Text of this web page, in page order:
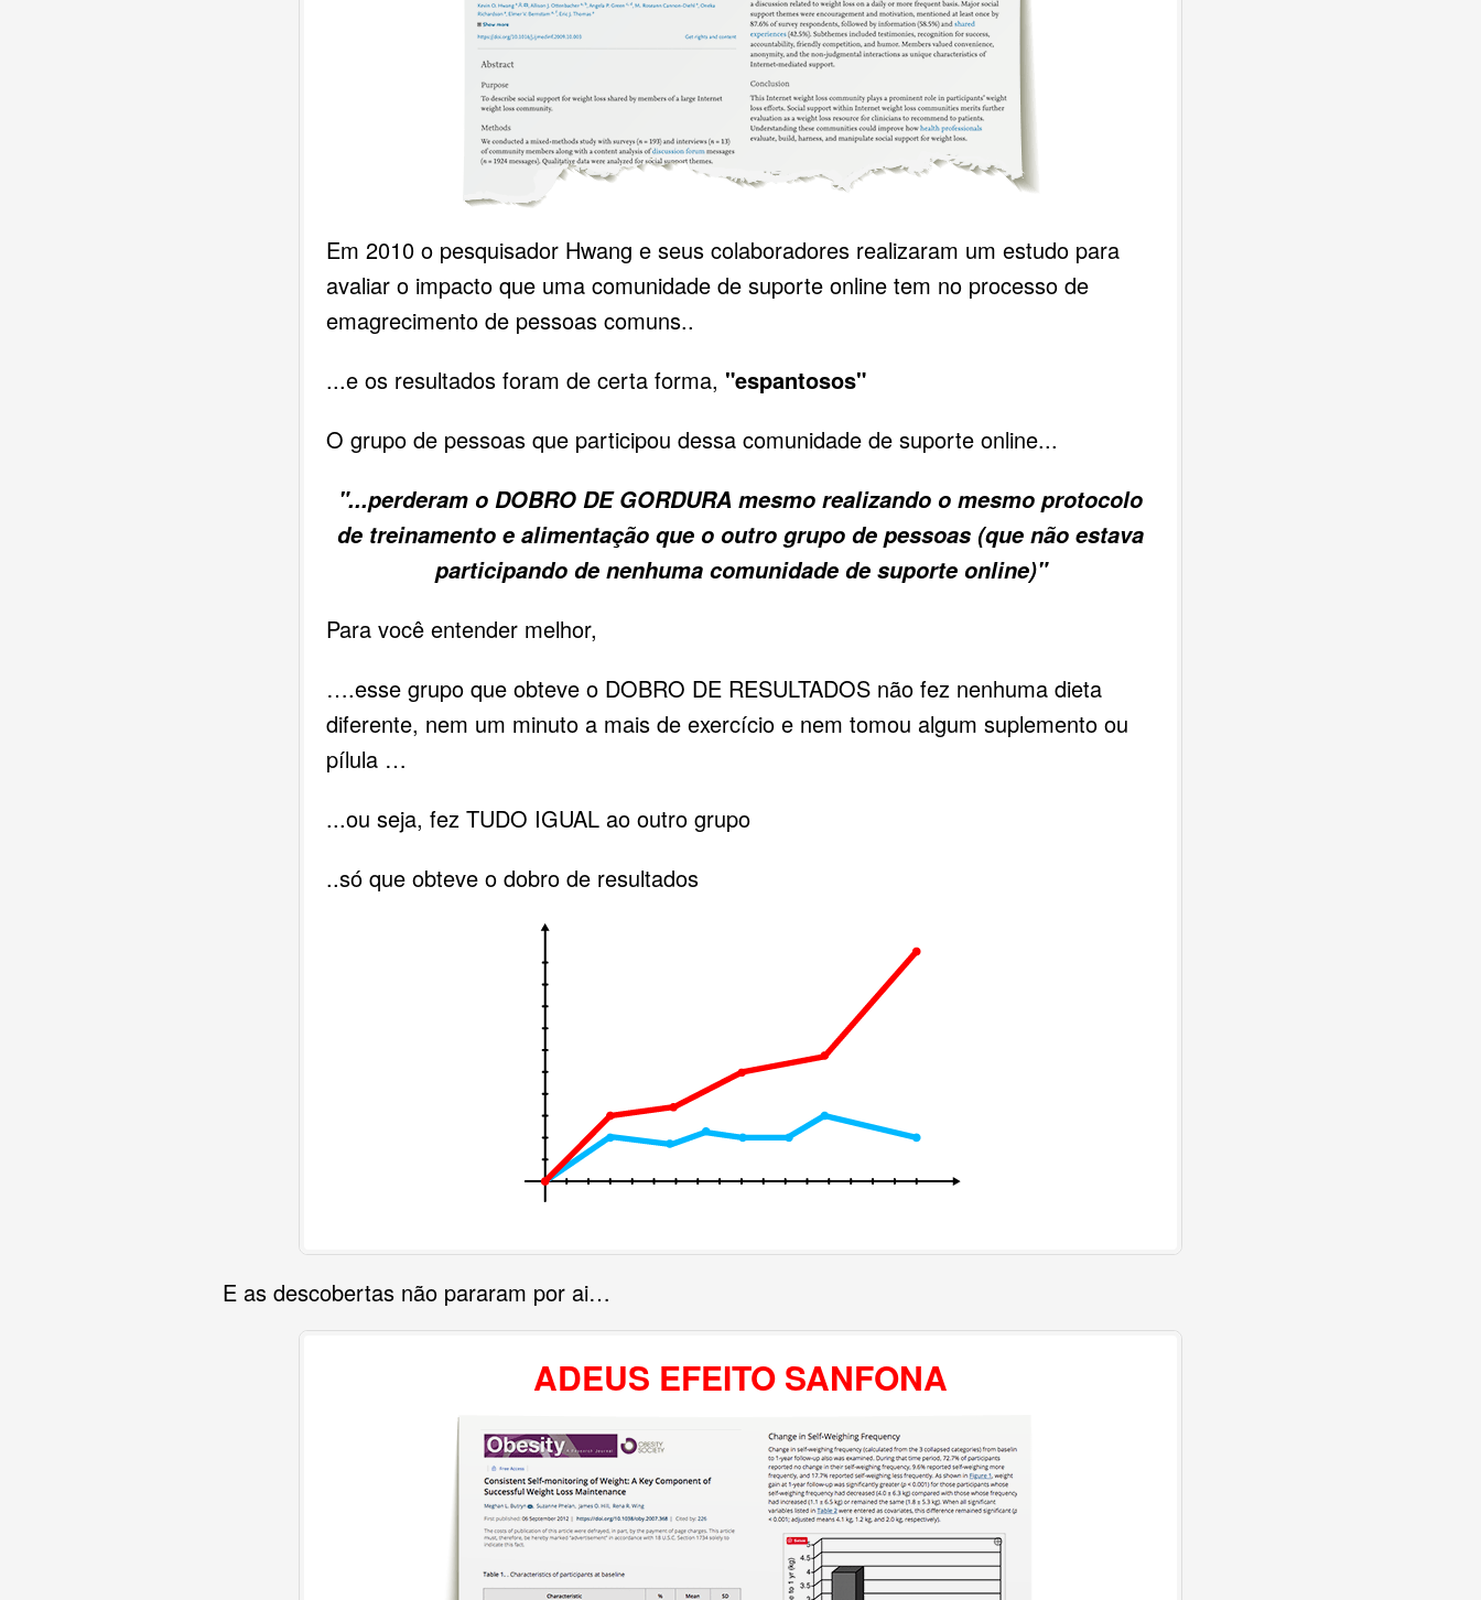
Em 2010 o pesquisador Hwang e seus colaboradores realizaram um estudo para
avaliar o impacto que uma comunidade de suporte online tem no processo de
emagrecimento de pessoas comuns..
...e os resultados foram de certa forma, "espantosos"
O grupo de pessoas que participou dessa comunidade de suporte online...
"...perderam o DOBRO DE GORDURA mesmo realizando o mesmo protocolo
de treinamento e alimentação que o outro grupo de pessoas (que não estava
participando de nenhuma comunidade de suporte online)"
Para você entender melhor,
….esse grupo que obteve o DOBRO DE RESULTADOS não fez nenhuma dieta
diferente, nem um minuto a mais de exercício e nem tomou algum suplemento ou
pílula …
...ou seja, fez TUDO IGUAL ao outro grupo
..só que obteve o dobro de resultados
E as descobertas não pararam por ai…
ADEUS EFEITO SANFONA